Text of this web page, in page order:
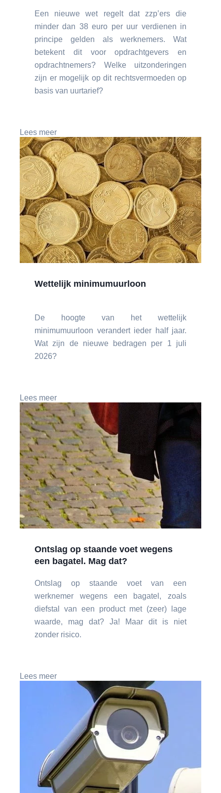
Een nieuwe wet regelt dat zzp’ers die
minder dan 38 euro per uur verdienen in
principe gelden als werknemers. Wat
betekent dit voor opdrachtgevers en
opdrachtnemers? Welke uitzonderingen
zijn er mogelijk op dit rechtsvermoeden op
basis van uurtarief?
Lees meer
Wettelijk minimumuurloon
De hoogte van het wettelijk
minimumuurloon verandert ieder half jaar.
Wat zijn de nieuwe bedragen per 1 juli
2026?
Lees meer
Ontslag op staande voet wegens
een bagatel. Mag dat?
Ontslag op staande voet van een
werknemer wegens een bagatel, zoals
diefstal van een product met (zeer) lage
waarde, mag dat? Ja! Maar dit is niet
zonder risico.
Lees meer